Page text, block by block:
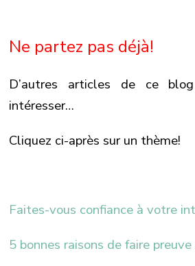
Ne partez pas déjà!
D’autres articles de ce
intéresser…
Cliquez ci-après sur un thème!
Faites-vous confiance à votre
5 bonnes raisons de faire